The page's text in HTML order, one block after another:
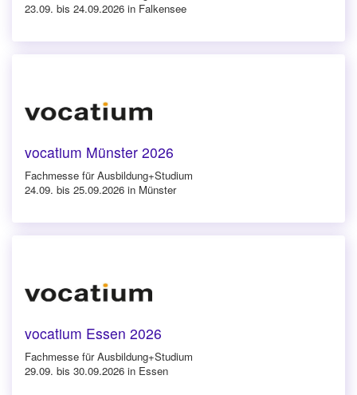
23.09. bis 24.09.2026 in Falkensee
vocatium Münster 2026
Fachmesse für Ausbildung+Studium
24.09. bis 25.09.2026 in Münster
vocatium Essen 2026
Fachmesse für Ausbildung+Studium
29.09. bis 30.09.2026 in Essen